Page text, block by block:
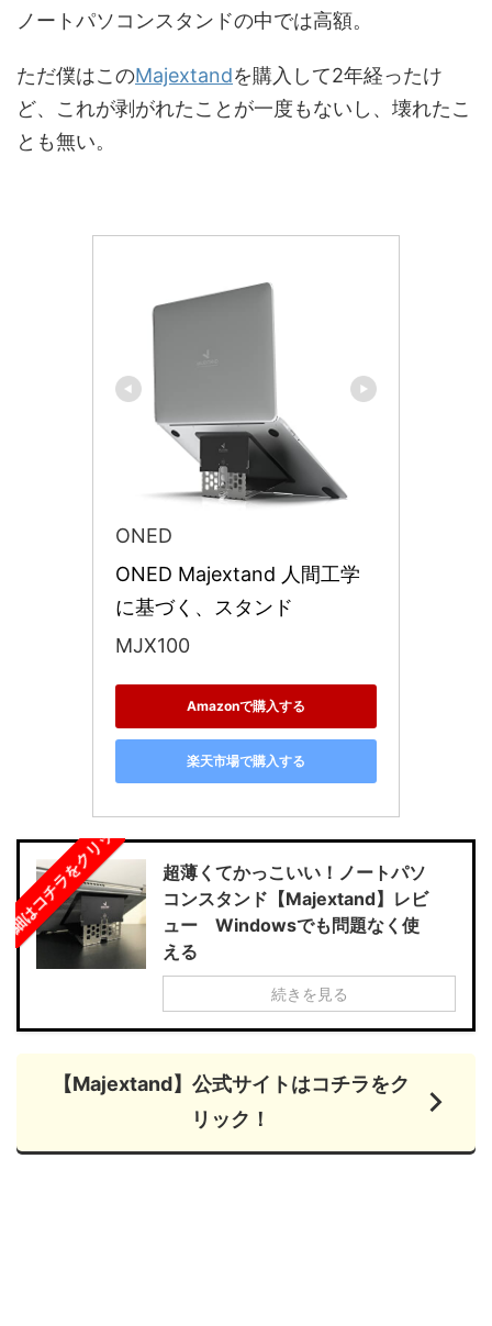
ノートパソコンスタンドの中では高額。
ただ僕はこのMajextandを購入して2年経ったけ
ど、これが剥がれたことが一度もないし、壊れたこ
とも無い。
ONED
ONED Majextand 人間工学
に基づく、スタンド
MJX100
Amazonで購入する
楽天市場で購入する
コチラをクリック！
超薄くてかっこいい！ノートパソ
コンスタンド【Majextand】レビ
ュー Windowsでも問題なく使
える
続きを見る
【Majextand】公式サイトはコチラをク
リック！